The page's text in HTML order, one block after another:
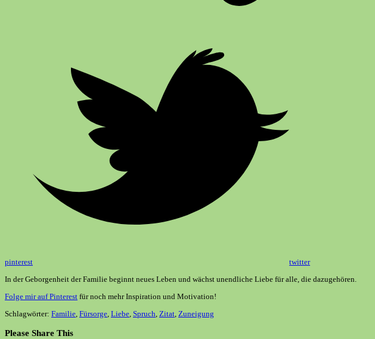
pinterest twitter
In der Geborgenheit der Familie beginnt neues Leben und wächst unendliche Liebe für alle, die dazugehören.
Folge mir auf Pinterest für noch mehr Inspiration und Motivation!
Schlagwörter: Familie, Fürsorge, Liebe, Spruch, Zitat, Zuneigung
Please Share ThisDiesen